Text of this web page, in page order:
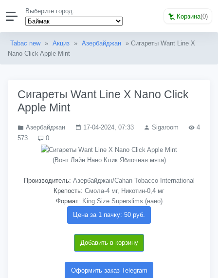
Выберите город:
Корзина(0)
Tabac new » Акциз » Азербайджан » Сигареты Want Line X
Nano Click Apple Mint
Сигареты Want Line X Nano Click
Apple Mint
Азербайджан 17-04-2024, 07:33 Sigaroom
4
573
0
(Вонт Лайн Нано Клик Яблочная мята)
Производитель: Азербайджан/Cahan Tobacco International
Крепость: Смола-4 мг, Никотин-0,4 мг
Формат: King Size Superslims (нано)
Цена за 1 пачку: 50 руб.
Добавить в корзину
Оформить заказ Telegram